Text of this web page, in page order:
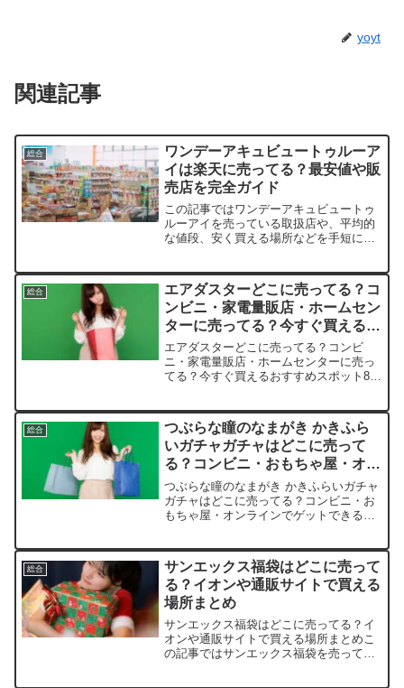
yoyt
関連記事
総合
ワンデーアキュビュートゥルーア
イは楽天に売ってる？最安値や販
売店を完全ガイド
この記事ではワンデーアキュビュートゥ
ルーアイを売っている取扱店や、平均的
な値段、安く買える場所などを手短に紹
ンデーアキュビュートゥルーアイはどこ
で買える？主な販売店まとめ...
総合
エアダスターどこに売ってる？コ
ンビニ・家電量販店・ホームセン
ターに売ってる？今すぐ買えるお
すすめスポット8選
エアダスターどこに売ってる？コンビ
ニ・家電量販店・ホームセンターに売っ
てる？今すぐ買えるおすすめスポット8選
所などを手短に紹介します。PCの埃が気
になってイライラしてい...
総合
つぶらな瞳のなまがき かきふら
いガチャガチャはどこに売って
る？コンビニ・おもちゃ屋・オン
ラインでゲットできる場所を完全
網羅！
つぶらな瞳のなまがき かきふらいガチャ
ガチャはどこに売ってる？コンビニ・お
もちゃ屋・オンラインでゲットできる場
価格、安く買えるスポットを手短に紹介
します。可愛いカキフ...
総合
サンエックス福袋はどこに売って
る？イオンや通販サイトで買える
場所まとめ
サンエックス福袋はどこに売ってる？イ
オンや通販サイトで買える場所まとめこ
の記事ではサンエックス福袋を売ってい